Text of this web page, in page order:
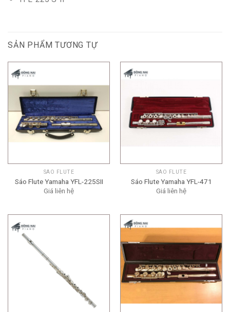
SẢN PHẨM TƯƠNG TỰ
SÁO FLUTE
Sáo Flute Yamaha YFL-225SII
Giá liên hệ
SÁO FLUTE
Sáo Flute Yamaha YFL-471
Giá liên hệ